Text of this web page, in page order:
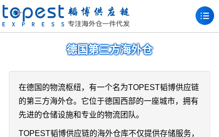
德国第三方海外仓
在德国的物流枢纽，有一个名为TOPEST韬博供应链
的第三方海外仓。它位于德国西部的一座城市，拥有
先进的仓储设施和专业的物流团队。
TOPEST韬博供应链的海外仓库不仅提供存储服务，